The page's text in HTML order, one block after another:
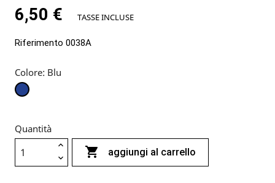
6,50 € TASSE INCLUSE
Riferimento 0038A
Colore: Blu
Blu
Quantità
 aggiungi al carrello